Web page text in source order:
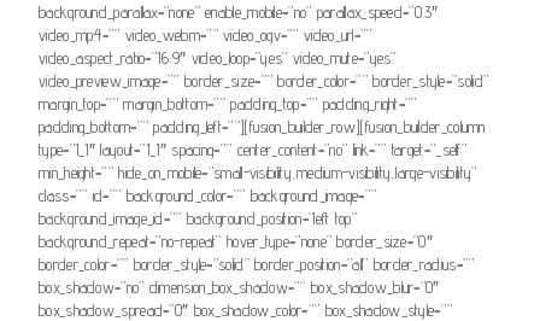
background_parallax=”none” enable_mobile=”no” parallax_speed=”0.3″
video_mp4=”” video_webm=”” video_ogv=”” video_url=””
video_aspect_ratio=”16:9″ video_loop=”yes” video_mute=”yes”
video_preview_image=”” border_size=”” border_color=”” border_style=”solid”
margin_top=”” margin_bottom=”” padding_top=”” padding_right=””
padding_bottom=”” padding_left=””][fusion_builder_row][fusion_builder_column
type=”1_1″ layout=”1_1″ spacing=”” center_content=”no” link=”” target=”_self”
min_height=”” hide_on_mobile=”small-visibility,medium-visibility,large-visibility”
class=”” id=”” background_color=”” background_image=””
background_image_id=”” background_position=”left top”
background_repeat=”no-repeat” hover_type=”none” border_size=”0″
border_color=”” border_style=”solid” border_position=”all” border_radius=””
box_shadow=”no” dimension_box_shadow=”” box_shadow_blur=”0″
box_shadow_spread=”0″ box_shadow_color=”” box_shadow_style=””